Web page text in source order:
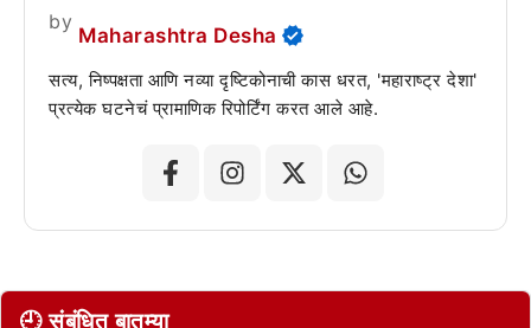
by
Maharashtra Desha
सत्य, निष्पक्षता आणि नव्या दृष्टिकोनाची कास धरत, 'महाराष्ट्र देशा'
प्रत्येक घटनेचं प्रामाणिक रिपोर्टिंग करत आले आहे.
🕘 संबंधित बातम्या